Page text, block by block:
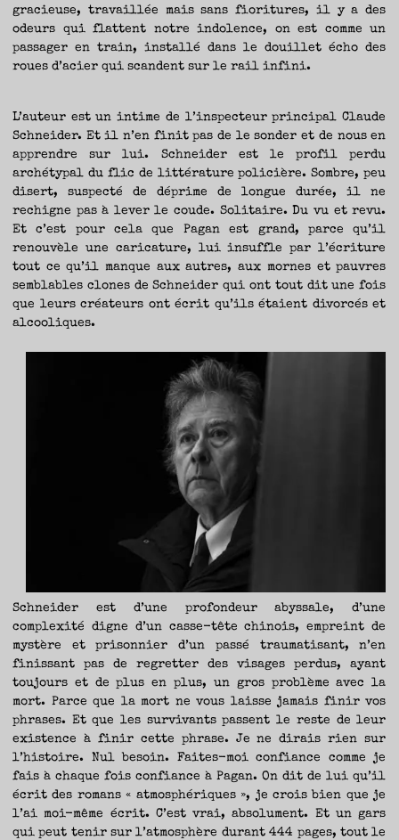
gracieuse, travaillée mais sans fioritures, il y a des
odeurs qui flattent notre indolence, on est comme un
passager en train, installé dans le douillet écho des
roues d’acier qui scandent sur le rail infini.
L’auteur est un intime de l’inspecteur principal Claude
Schneider. Et il n’en finit pas de le sonder et de nous en
apprendre sur lui. Schneider est le profil perdu
archétypal du flic de littérature policière. Sombre, peu
disert, suspecté de déprime de longue durée, il ne
rechigne pas à lever le coude. Solitaire. Du vu et revu.
Et c’est pour cela que Pagan est grand, parce qu’il
renouvèle une caricature, lui insuffle par l’écriture
tout ce qu’il manque aux autres, aux mornes et pauvres
semblables clones de Schneider qui ont tout dit une fois
que leurs créateurs ont écrit qu’ils étaient divorcés et
alcooliques.
Schneider est d’une profondeur abyssale, d’une
complexité digne d’un casse-tête chinois, empreint de
mystère et prisonnier d’un passé traumatisant, n’en
finissant pas de regretter des visages perdus, ayant
toujours et de plus en plus, un gros problème avec la
mort. Parce que la mort ne vous laisse jamais finir vos
phrases. Et que les survivants passent le reste de leur
existence à finir cette phrase. Je ne dirais rien sur
l’histoire. Nul besoin. Faites-moi confiance comme je
fais à chaque fois confiance à Pagan. On dit de lui qu’il
écrit des romans « atmosphériques », je crois bien que je
l’ai moi-même écrit. C’est vrai, absolument. Et un gars
qui peut tenir sur l’atmosphère durant 444 pages, tout le